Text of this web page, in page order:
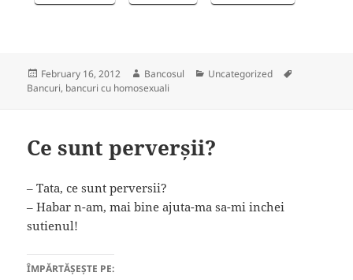
Posted
on
February 16, 2012 Author
Bancosul Categories
Uncategorized
Bancuri, bancuri cu homosexuali
Ce sunt perverșii?
– Tata, ce sunt perversii?
– Habar n-am, mai bine ajuta-ma sa-mi inchei
sutienul!
ÎMPĂRTĂȘEȘTE PE: